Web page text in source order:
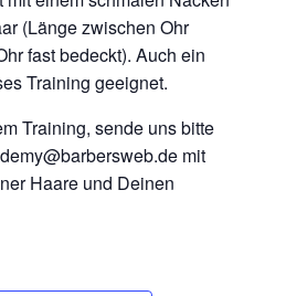
(Länge zwischen Ohr
fast bedeckt). Auch ein
Training geeignet.
Training, sende uns bitte
mit
Haare und Deinen